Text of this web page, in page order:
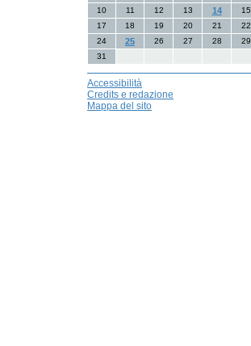
10
11 12 13 14 15
17
18 19 20 21 22
24
25 26 27 28 29
31
Accessibilità
Credits e redazione
Mappa del sito